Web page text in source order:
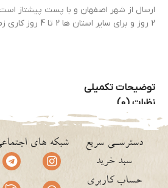
2 روز و برای سایر استان ها 2 تا 4 روز کاری زمان می برد .
توضیحات تکمیلی
نظرات (0)
دسترسـی سریع
سبد خرید
حساب کاربری
شبکه های